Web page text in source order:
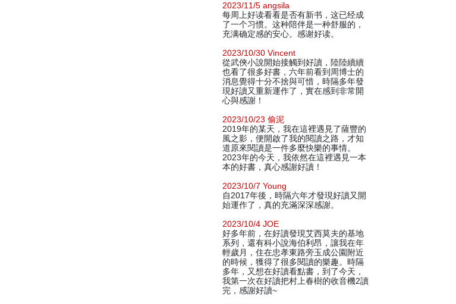
2023/11/5 angsila
每周上好读看看是否有新书，这已经成
了一个习惯。这种陪伴是一种舒服的，
充满确定感的安心。感谢好读。
2023/10/30 Vincent
從武俠小說開始接觸到好讀，陸陸續續
也看了很多好書，六年前看到周博士的
消息覺得十分不捨與可惜，時隔多年發
現好讀又重新運作了，實在感到非常開
心與感謝！
2023/10/23 偷泥
2019年的某天，我在這裡遇見了薩豐的
風之影，便開啟了我的閱讀之路，才知
道原來閱讀是一件多麼快樂的事情。
2023年的今天，我依然在這裡遇見一本
本的好書，真心感謝好讀！
2023/10/7 Young
自2017年後，時隔六年才發現好讀又開
始運作了，真的充滿深深感謝。
2023/10/4 JOE
好多年前，在好讀發現艾西莫夫的基地
系列，還有科小說海伯利昂，讓我在年
輕歲月，住在忠孝東路旁玉成公園附近
的時候，獲得了很多閱讀的樂趣。時隔
多年，又想在好讀看點書，到了今天，
我第一次在好讀把村上春樹的收音機2讀
完，感謝好讀~